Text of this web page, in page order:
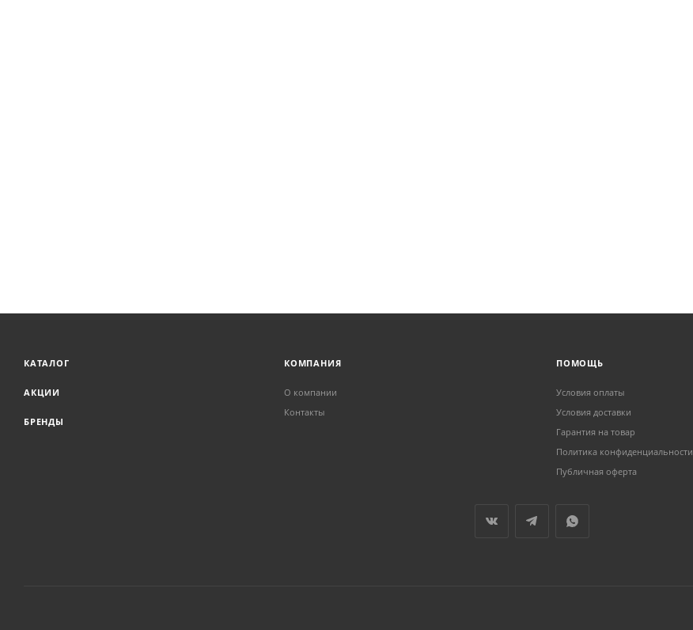
КАТАЛОГ
АКЦИИ
БРЕНДЫ
КОМПАНИЯ
О компании
Контакты
ПОМОЩЬ
Условия оплаты
Условия доставки
Гарантия на товар
Политика конфиденциальности
Публичная оферта